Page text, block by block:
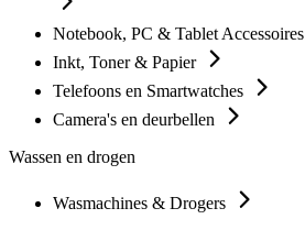
Notebook, PC & Tablet Accessoires
Inkt, Toner & Papier
Telefoons en Smartwatches
Camera's en deurbellen
Wassen en drogen
Wasmachines & Drogers